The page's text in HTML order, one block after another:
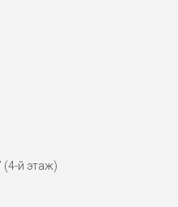
(4-й этаж)